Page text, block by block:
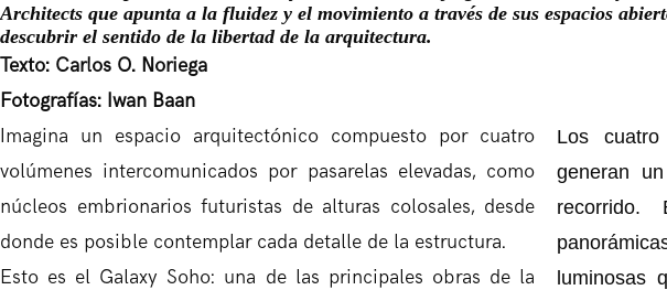
Architects que apunta a la fluidez y el movimiento a través de sus espacios
descubrir el sentido de la libertad de la arquitectura.
Texto: Carlos O. Noriega
Fotografías: Iwan Baan
Imagina un espacio arquitectónico compuesto por cuatro
volúmenes intercomunicados por pasarelas elevadas, como
núcleos embrionarios futuristas de alturas colosales, desde
donde es posible contemplar cada detalle de la estructura.
Esto es el Galaxy Soho: una de las principales obras de la
Los cuatro
generan
recorrido.
luminosas